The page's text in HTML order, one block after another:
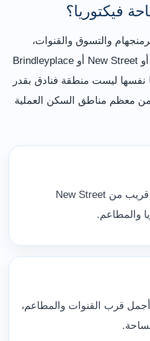
فيكتوريا؟
والتسوق والقنوات،
فالسكن قرب City Centre أو New Street أو Brindleyplace
نفسها ليست منطقة فنادق بقدر
معظم مناطق السكن العملية
الأكثر عملية لأول زيارة، قريب من New Street
قرب القنوات والمطاعم،